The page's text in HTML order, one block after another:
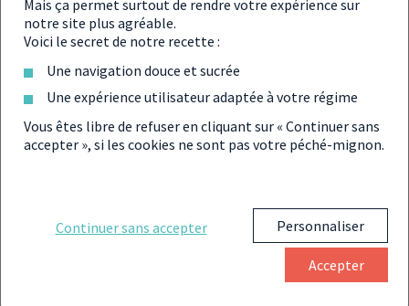
d’autres mesures comme l’extension de la garantie
Visale ou encore l’ouverture de logements
supplémentaires en résidences universitaires pour
les travailleurs saisonniers ;
l’attrition de logements permanents en zone
touristique, 14 mesures ont été présentées pour
Mais ça permet surtout de rendre votre expérience sur
notre site plus agréable.
Voici le secret de notre recette :
Une navigation douce et sucrée
Une expérience utilisateur adaptée à votre régime
Vous êtes libre de refuser en cliquant sur « Continuer sans
accepter », si les cookies ne sont pas votre péché-mignon.
Continuer sans accepter Personnaliser
Accepter